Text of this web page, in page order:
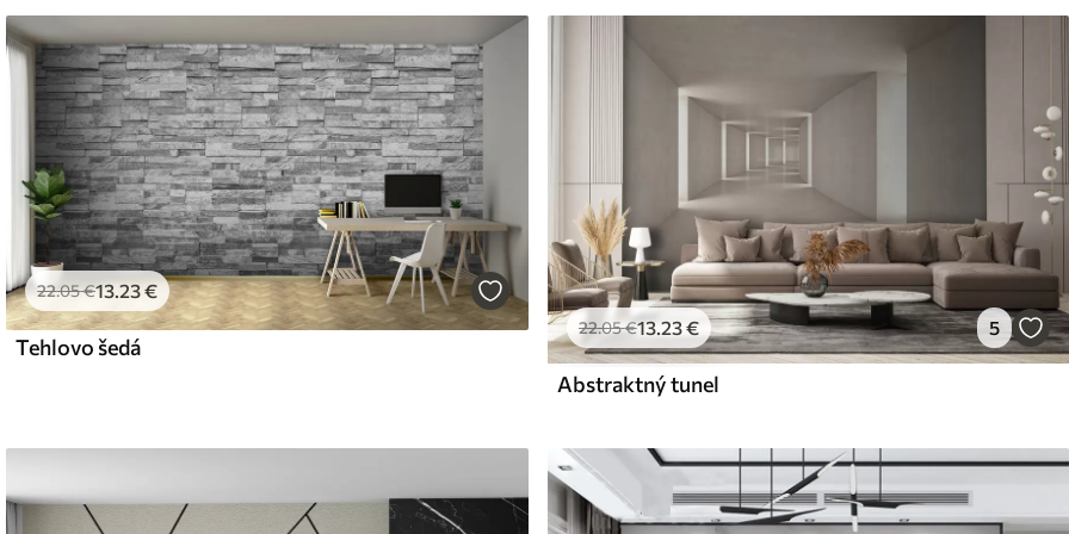
čistiť vodou.
.00 € /m²
and Stick
49.00 € /m²
22.05€13.23€
Tehlovo šedá
22.05€13.23€ 5
Abstraktný tunel